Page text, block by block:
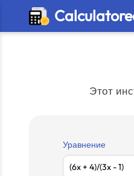
Этот
Уравнение